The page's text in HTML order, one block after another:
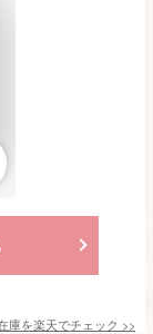
庫を楽天でチェック >>